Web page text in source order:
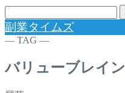
副業タイムズ
― TAG ―
バリューブレイン